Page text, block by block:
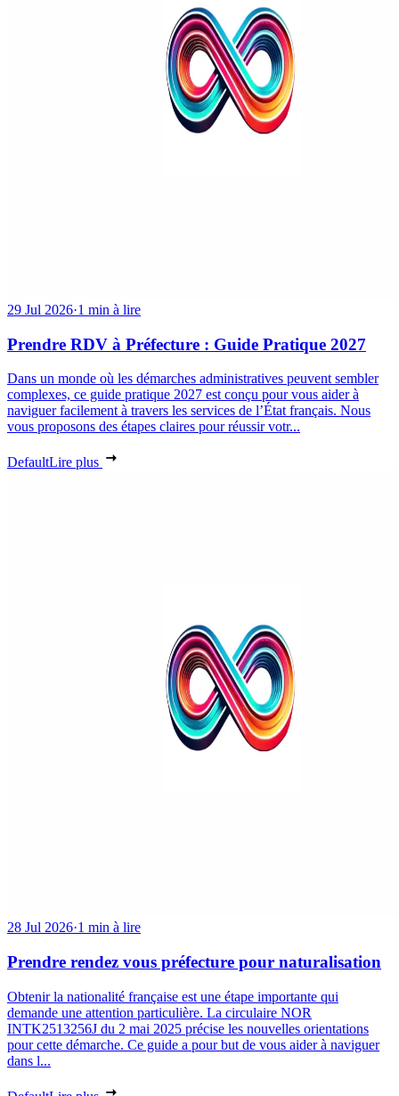
29 Jul 2026·1 min à lire
Prendre RDV à Préfecture : Guide Pratique 2027
Dans un monde où les démarches administratives peuvent sembler
complexes, ce guide pratique 2027 est conçu pour vous aider à
naviguer facilement à travers les services de l’État français. Nous
vous proposons des étapes claires pour réussir votr...
DefaultLire plus
28 Jul 2026·1 min à lire
Prendre rendez vous préfecture pour naturalisation
Obtenir la nationalité française est une étape importante qui
demande une attention particulière. La circulaire NOR
INTK2513256J du 2 mai 2025 précise les nouvelles orientations
pour cette démarche. Ce guide a pour but de vous aider à naviguer
dans l...